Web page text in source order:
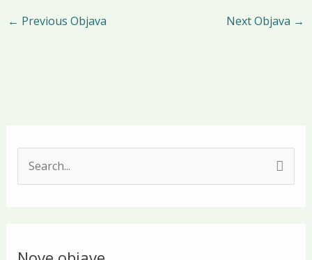
← Previous Objava Next Objava →